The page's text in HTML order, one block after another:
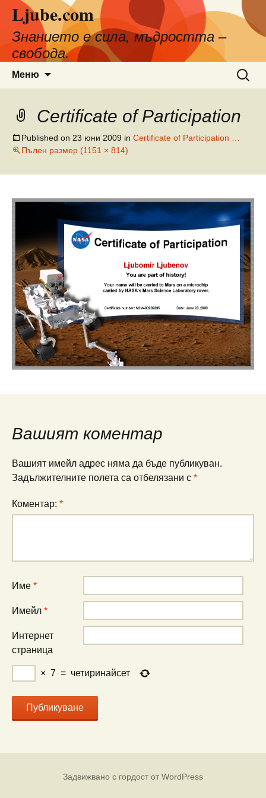
съдържанието
Ljube.com
Знанието е сила, мъдростта –
свобода.
Меню
за:
Certificate of Participation
Published on 23 юни 2009 in Certificate of Participation …
Пълен размер (1151 × 814)
Вашият коментар
Вашият имейл адрес няма да бъде публикуван.
Задължителните полета са отбелязани с *
Коментар: *
Име *
Имейл *
Интернет
страница
× 7 = четиринайсет
Задвижвано с гордост от WordPress